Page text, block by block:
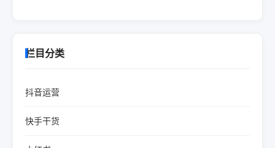
栏目分类
抖音运营
快手干货